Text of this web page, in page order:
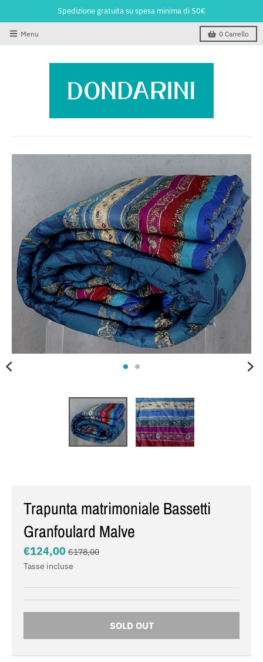
Spedizione gratuita su spesa minima di 50€
Menu 0 Carrello
Trapunta matrimoniale Bassetti
Granfoulard Malve
€124,00 €178,00
Tasse incluse
SOLD OUT